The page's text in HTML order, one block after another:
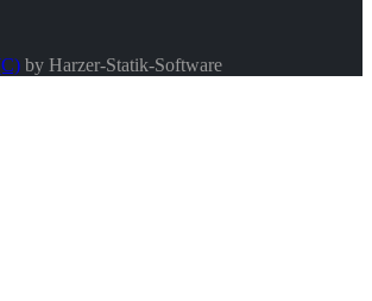
by Harzer-Statik-Software